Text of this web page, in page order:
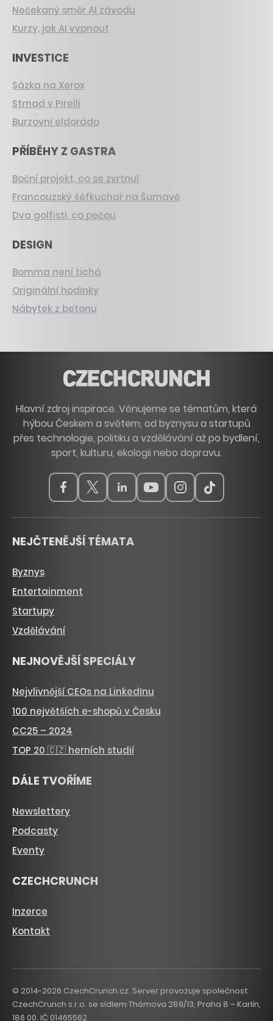
Nečekaný směr AI závodu
Kurzy, jak AI vypnout
INVESTICE
Sázka na Xerox
Strnad v Pirelli
Burzovní eldorádo
PŘÍBĚHY Z GASTRA
Boční projekt, co se zvrtnul
Francouzský šéfkuchař na Šumavě
Dva golfisti, co pečou
DESIGN
Bomma není tichá
Originální hodinky
Nábytek z betonu
Hlavní zdroj inspirace. Věnujeme se tématům, která
hýbou Českem a světem, od byznysu a startupů
přes technologie, politiku a vzdělávání až po bydlení,
sport, kulturu, ekologii nebo dopravu.
NEJČTENĚJŠÍ TÉMATA
Byznys
Entertainment
Startupy
Vzdělávání
NEJNOVĚJŠÍ SPECIÁLY
Nejvlivnější CEOs na LinkedInu
100 největších e-shopů v Česku
CC25 – 2024
TOP 20 🇨🇿 herních studií
DÁLE TVOŘÍME
Newslettery
Podcasty
Eventy
CZECHCRUNCH
Inzerce
Kontakt
© 2014-2026 CzechCrunch.cz. Server provozuje společnost
CzechCrunch s.r.o. se sídlem Thámova 289/13, Praha 8 – Karlín,
186 00. IČ 01465562.